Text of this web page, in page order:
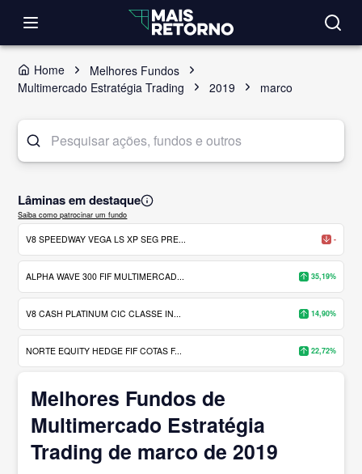
Home
Melhores Fundos
Multimercado Estratégia Trading
2019 marco
Lâminas em destaque
Saiba como patrocinar um fundo
V8 SPEEDWAY VEGA LS XP SEG PRE... -
ALPHA WAVE 300 FIF MULTIMERCAD... 35,19%
V8 CASH PLATINUM CIC CLASSE IN... 14,90%
NORTE EQUITY HEDGE FIF COTAS F... 22,72%
Melhores Fundos de
Multimercado Estratégia
Trading de marco de 2019